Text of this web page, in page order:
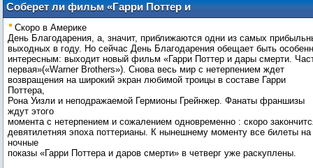
Соберет ли фильм «Гарри Поттер и
дары смерти» больше денег в первые
выходные проката, чем «Сумерки. Сага.
Новолуние»?
Скоро в Америке
День Благодарения, а, значит, приближаются одни из самых
выходных в году. Но сейчас День Благодарения обещает быть
интересным: выходит новый фильм «Гарри Поттер и дары смерти.
первая»(«Warner Brothers»). Снова весь мир с нетерпением ждет
возвращения на широкий экран любимой троицы в составе Гарри
Поттера,
Рона Уизли и неподражаемой Гермионы Грейнжер. Фанаты франшизы
ждут этого
момента с нетерпением и сожалением одновременно : скоро
девятилетняя эпоха поттерианы. К нынешнему моменту все билеты на
ночные